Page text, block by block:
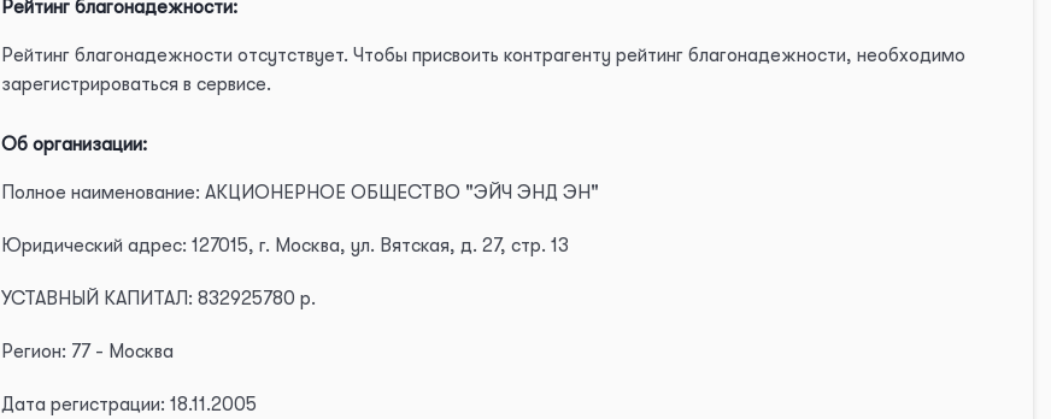
Рейтинг благонадежности:
Рейтинг благонадежности отсутствует. Чтобы присвоить контрагенту рейтинг благонадежности, необходимо
зарегистрироваться в сервисе.
Об организации:
Полное наименование: АКЦИОНЕРНОЕ ОБЩЕСТВО "ЭЙЧ ЭНД ЭН"
Юридический адрес: 127015, г. Москва, ул. Вятская, д. 27, стр. 13
УСТАВНЫЙ КАПИТАЛ: 832925780 р.
Регион: 77 - Москва
Дата регистрации: 18.11.2005